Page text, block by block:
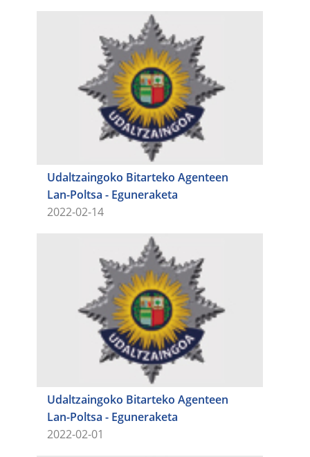
Udaltzaingoko Bitarteko Agenteen
Lan-Poltsa - Eguneraketa
2022-02-14
Udaltzaingoko Bitarteko Agenteen
Lan-Poltsa - Eguneraketa
2022-02-01